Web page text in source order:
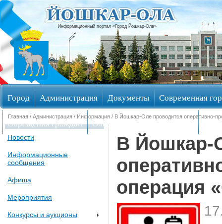
Информационный портал «Город Йошкар-Ола»
Город Администрация Документы Современная
Обращения граждан Общественные обсуждения
Главная / Администрация / Информация / В Йошкар-Оле проводится оперативно-
Новости
Информационные
сообщения
Афиша
Мероприятия
Конкурсы и аукционы
В Йошкар-
операция